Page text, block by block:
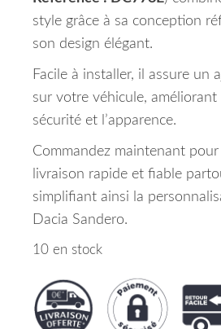
style grâce à sa conception
son design élégant.
Facile à installer, il assure un
sur votre véhicule, améliorant
sécurité et l’apparence.
Commandez maintenant pour
livraison rapide et fiable
simplifiant ainsi la
Dacia Sandero.
10 en stock